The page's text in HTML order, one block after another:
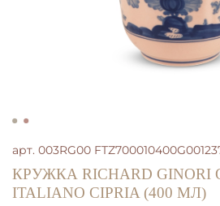
арт. 003RG00
КРУЖКА RICHARD GINORI
ITALIANO CIPRIA (400 МЛ)